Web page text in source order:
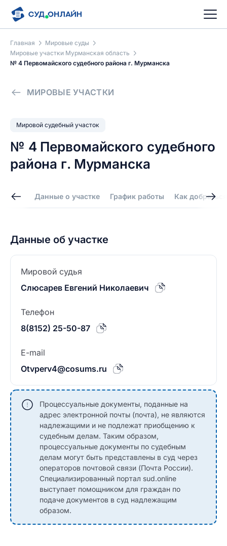
Главная
Мировые суды
Мировые участки Мурманская область
№ 4 Первомайского судебного района г. Мурманска
МИРОВЫЕ УЧАСТКИ
Мировой судебный участок
№ 4 Первомайского судебного
района г. Мурманска
Данные о участке График работы Как добраться
Данные об участке
Мировой судья
Слюсарев Евгений Николаевич
Телефон
8(8152) 25-50-87
E-mail
Otvperv4@cosums.ru
Процессуальные документы, поданные на
адрес электронной почты (почта), не являются
надлежащими и не подлежат приобщению к
судебным делам. Таким образом,
процессуальные документы по судебным
делам могут быть представлены в суд через
операторов почтовой связи (Почта России).
Специализированный портал sud.online
выступает помощником для граждан по
подаче документов в суд надлежащим
образом.